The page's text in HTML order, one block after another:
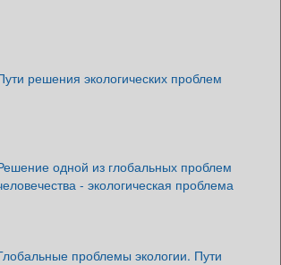
решения экологических проблем
одной из глобальных проблем
- экологическая проблема
проблемы экологии. Пути